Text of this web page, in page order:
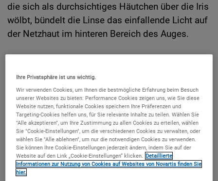
die sich als durchsichtiges Häutchen über die Iris
wölbt, bündelt die Linse das einfallende Licht auf
der Netzhaut im hinteren Bereich des Auges.
Ihre Privatsphäre ist uns wichtig.
Wir verwenden Cookies, um Ihnen die bestmögliche Erfahrung beim Besuch
unserer Websites zu bieten: Performance Cookies zeigen uns, wie Sie diese
Website nutzen, funktionale Cookies speichern Ihre Präferenzen und
Targeting-Cookies helfen uns, für Sie relevante Inhalte zu teilen. Wählen Sie
"Alle akzeptieren", um Ihre Zustimmung zu allen Cookies zu erteilen, wählen
Sie "Cookie-Einstellungen", um die verschiedenen Cookies zu verwalten, oder
wählen Sie "Alle ablehnen", um nur die notwendigen Cookies zu verwenden.
Sie können Ihre Cookie-Einstellungen jederzeit ändern, indem Sie auf der
Website auf den Link „Cookie-Einstellungen“ klicken. Detaillierte
Informationen zur Nutzung von Cookies auf Websites von Novartis finden Sie
hier.